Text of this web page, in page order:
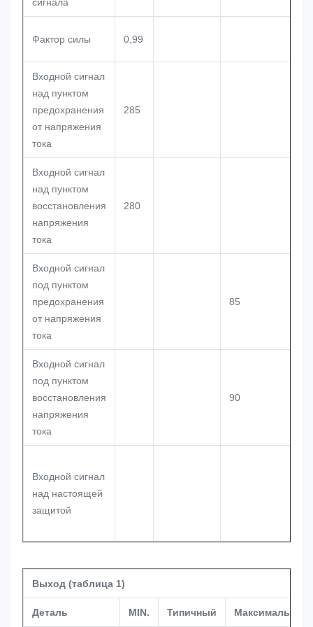
Фактор силы 0,99
Входной сигнал
над пунктом
предохранения
от напряжения
тока
285
Входной сигнал
над пунктом
восстановления
напряжения
тока
280
Входной сигнал
под пунктом
предохранения
от напряжения
тока
85
Входной сигнал
под пунктом
восстановления
напряжения
тока
90
Входной сигнал
над настоящей
защитой
Выход (таблица 1)
Деталь MIN. Типичный Максимальный.